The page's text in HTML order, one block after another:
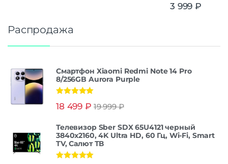
3 999 ₽
Распродажа
Смартфон Xiaomi Redmi Note 14 Pro
8/256GB Aurora Purple
из 5
18 499 ₽ 19 999₽
Телевизор Sber SDX 65U4121 черный
3840x2160, 4K Ultra HD, 60 Гц, Wi-Fi, Smart
TV, Салют ТВ